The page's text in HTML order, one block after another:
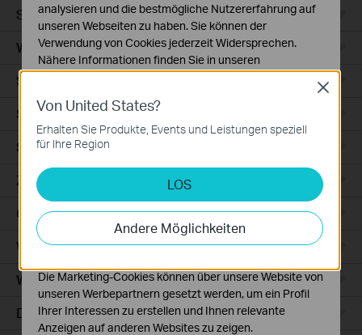
Smart Sensors
WLAN-Repeater+
Smartes Thermostat
Smart Hub
Saugroboter
Zubehör für Saugroboter
Ceiling Mount
WiFi
Wall Plate
Desktop
Von United States?
Erhalten Sie Produkte, Events und Leistungen speziell
für Ihre Region
LOS
Andere Möglichkeiten
Close
analysieren und die bestmögliche Nutzererfahrung auf
unseren Webseiten zu haben. Sie können der
Verwendung von Cookies jederzeit Widersprechen.
Nähere Informationen finden Sie in unseren
Datenschutzhinweisen.
Notwendige Cookies
Diese Cookies sind zur Funktion der Website
erforderlich und können in Ihren Systemen nicht
Analyse- und Marketing-Cookies
Analyse-Cookies ermöglichen es uns, Ihre Aktivitäten
auf unserer Website zu analysieren, um die
Funktionsweise unserer Website zu verbessern und
Die Marketing-Cookies können über unsere Website von
unseren Werbepartnern gesetzt werden, um ein Profil
Ihrer Interessen zu erstellen und Ihnen relevante
Anzeigen auf anderen Websites zu zeigen.